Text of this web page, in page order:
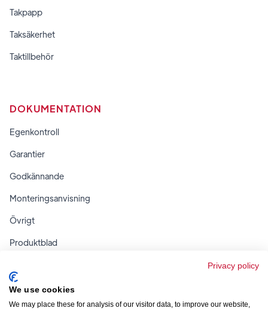
Takpapp
Taksäkerhet
Taktillbehör
DOKUMENTATION
Egenkontroll
Garantier
Godkännande
Monteringsanvisning
Övrigt
Produktblad
Privacy policy
We use cookies
We may place these for analysis of our visitor data, to improve our website,